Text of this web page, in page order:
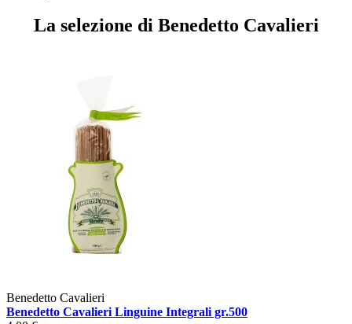
La selezione di Benedetto Cavalieri
Benedetto Cavalieri
Benedetto Cavalieri Linguine Integrali gr.500